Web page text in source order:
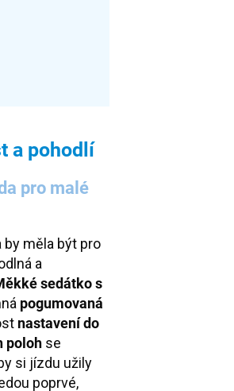
a pohodlí
pro malé
by měla být pro
a
sedátko s
pogumovaná
nastavení do
polohse
si jízdu užily
poprvé,